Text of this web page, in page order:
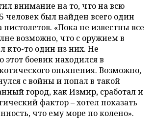
внимание на то, что на всю
человек был найден всего один
пистолетов. «Пока не известны все
возможно, что с оружием в
кто-то один из них. Не
этот боевик находился в
опьянения. Возможно,
с войны и попал в такой
город, как Измир, сработал и
фактор – хотел показать
что ему море по колено».